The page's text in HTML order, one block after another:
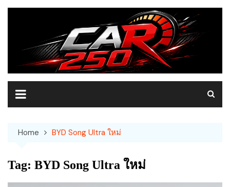
Skip
Home BYD Song Ultra ใหม่
Tag: BYD Song Ultra ใหม่